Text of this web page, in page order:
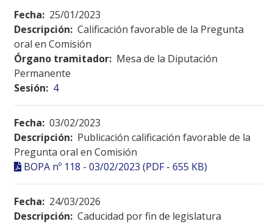
Fecha: 25/01/2023
Descripción: Calificación favorable de la Pregunta
oral en Comisión
Órgano tramitador: Mesa de la Diputación
Permanente
Sesión: 4
Fecha: 03/02/2023
Descripción: Publicación calificación favorable de la
Pregunta oral en Comisión
BOPA nº 118 - 03/02/2023 (PDF - 655 KB)
Fecha: 24/03/2026
Descripción: Caducidad por fin de legislatura